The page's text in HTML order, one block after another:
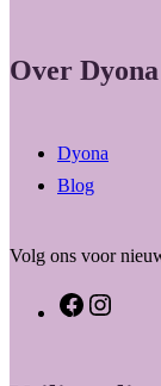
Over Dyona
Dyona
Blog
Volg ons voor
F